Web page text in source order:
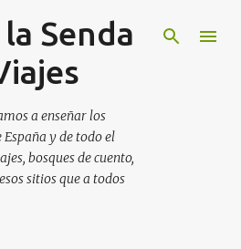
principal
Senda
a enseñar los
y de todo el
bosques de cuento,
sitios que a todos